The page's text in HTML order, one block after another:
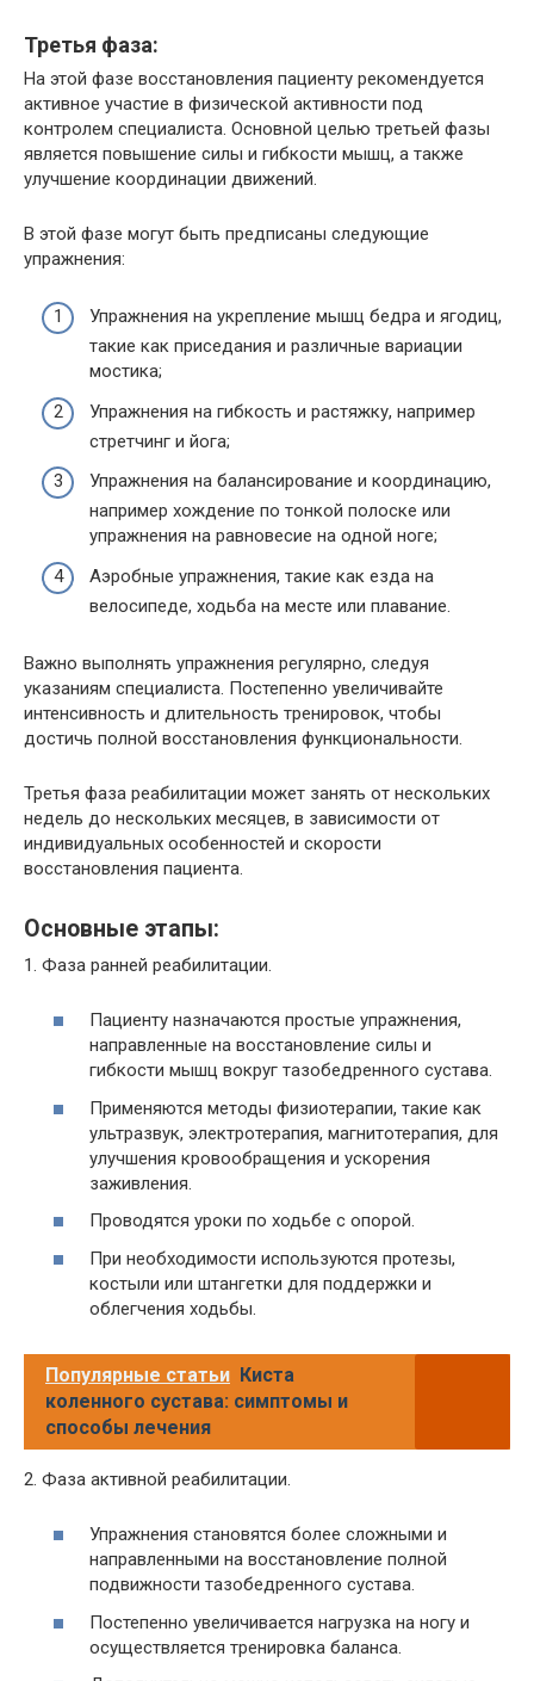
Третья фаза:
На этой фазе восстановления пациенту рекомендуется
активное участие в физической активности под
контролем специалиста. Основной целью третьей фазы
является повышение силы и гибкости мышц, а также
улучшение координации движений.
В этой фазе могут быть предписаны следующие
упражнения:
Упражнения на укрепление мышц бедра и ягодиц,
такие как приседания и различные вариации
мостика;
Упражнения на гибкость и растяжку, например
стретчинг и йога;
Упражнения на балансирование и координацию,
например хождение по тонкой полоске или
упражнения на равновесие на одной ноге;
Аэробные упражнения, такие как езда на
велосипеде, ходьба на месте или плавание.
Важно выполнять упражнения регулярно, следуя
указаниям специалиста. Постепенно увеличивайте
интенсивность и длительность тренировок, чтобы
достичь полной восстановления функциональности.
Третья фаза реабилитации может занять от нескольких
недель до нескольких месяцев, в зависимости от
индивидуальных особенностей и скорости
восстановления пациента.
Основные этапы:
1. Фаза ранней реабилитации.
Пациенту назначаются простые упражнения,
направленные на восстановление силы и
гибкости мышц вокруг тазобедренного сустава.
Применяются методы физиотерапии, такие как
ультразвук, электротерапия, магнитотерапия, для
улучшения кровообращения и ускорения
заживления.
Проводятся уроки по ходьбе с опорой.
При необходимости используются протезы,
костыли или штангетки для поддержки и
облегчения ходьбы.
Популярные статьи Киста
коленного сустава: симптомы и
способы лечения
2. Фаза активной реабилитации.
Упражнения становятся более сложными и
направленными на восстановление полной
подвижности тазобедренного сустава.
Постепенно увеличивается нагрузка на ногу и
осуществляется тренировка баланса.